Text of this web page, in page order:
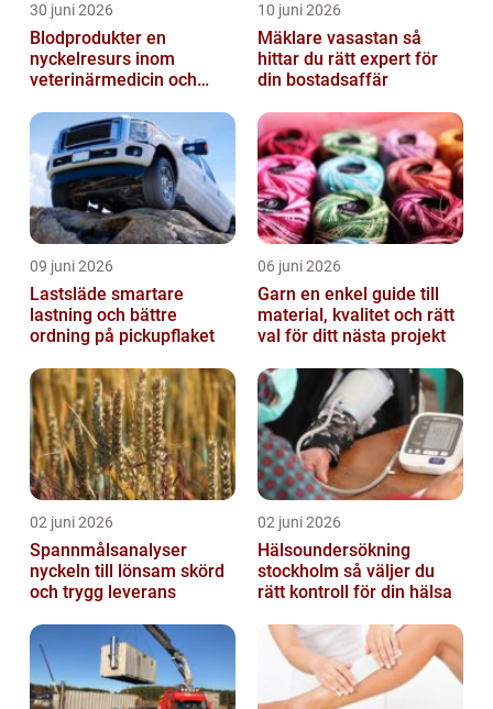
30 juni 2026
Blodprodukter en
nyckelresurs inom
veterinärmedicin och
10 juni 2026
Mäklare vasastan så
hittar du rätt expert för
din bostadsaffär
09 juni 2026
Lastsläde smartare
lastning och bättre
ordning på pickupflaket
06 juni 2026
Garn en enkel guide till
material, kvalitet och rätt
val för ditt nästa projekt
02 juni 2026
Spannmålsanalyser
nyckeln till lönsam skörd
och trygg leverans
02 juni 2026
Hälsoundersökning
stockholm så väljer du
rätt kontroll för din hälsa